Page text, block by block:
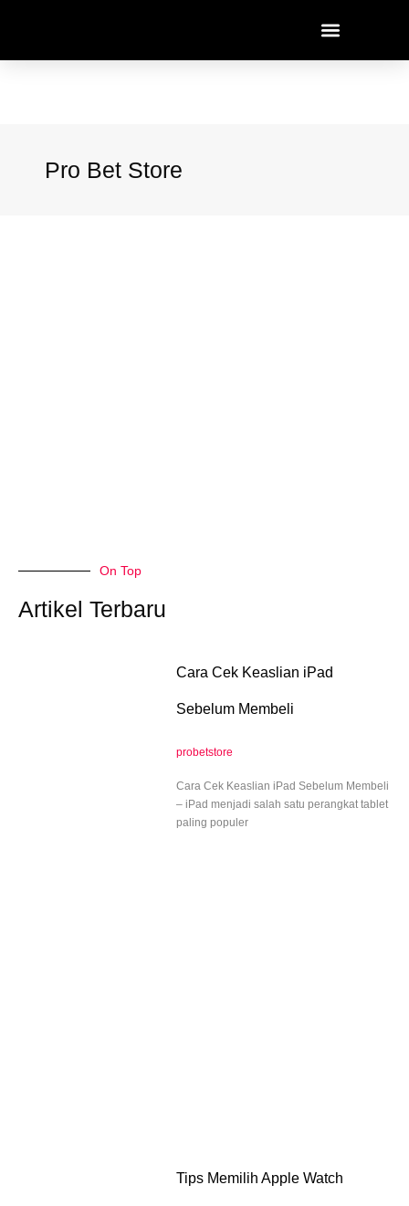
Pro Bet Store
On Top
Artikel Terbaru
Cara Cek Keaslian iPad
Sebelum Membeli
probetstore
Cara Cek Keaslian iPad Sebelum Membeli
– iPad menjadi salah satu perangkat tablet
paling populer
Tips Memilih Apple Watch